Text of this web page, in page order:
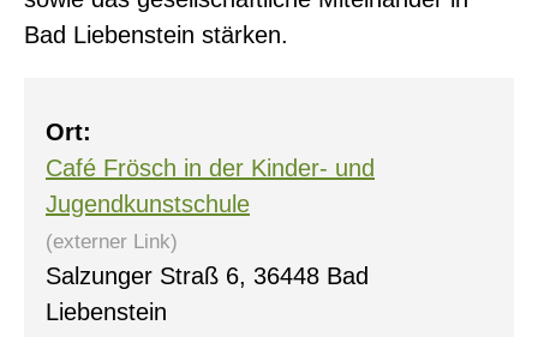
Bad Liebenstein stärken.
Ort:
Café Frösch in der Kinder- und
Jugendkunstschule
(externer Link)
Salzunger Straß 6, 36448 Bad
Liebenstein